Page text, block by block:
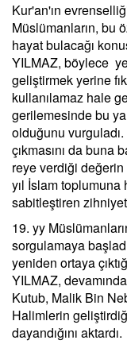
Kur'an'ın
Müslümanların, bu
hayat bulacağı
YILMAZ, böylece
geliştirmek yerine
kullanılamaz hale
gerilemesinde bu
olduğunu
çıkmasını da
reye verdiği
yıl İslam toplumuna
sabitleştiren
19. yy
sorgulamaya
yeniden ortaya
YILMAZ,
Kutub, Malik Bin
Halimlerin
dayandığını aktardı.